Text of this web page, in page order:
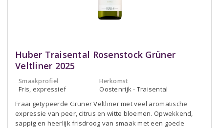
Huber Traisental Rosenstock Grüner
Veltliner 2025
Smaakprofiel
Fris, expressief
Herkomst
Oostenrijk - Traisental
Fraai getypeerde Grüner Veltliner met veel aromatische
expressie van peer, citrus en witte bloemen. Opwekkend,
sappig en heerlijk frisdroog van smaak met een goede